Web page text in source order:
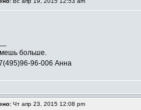
больше.
96-006 Анна
Чт апр 23, 2015 12:08 pm